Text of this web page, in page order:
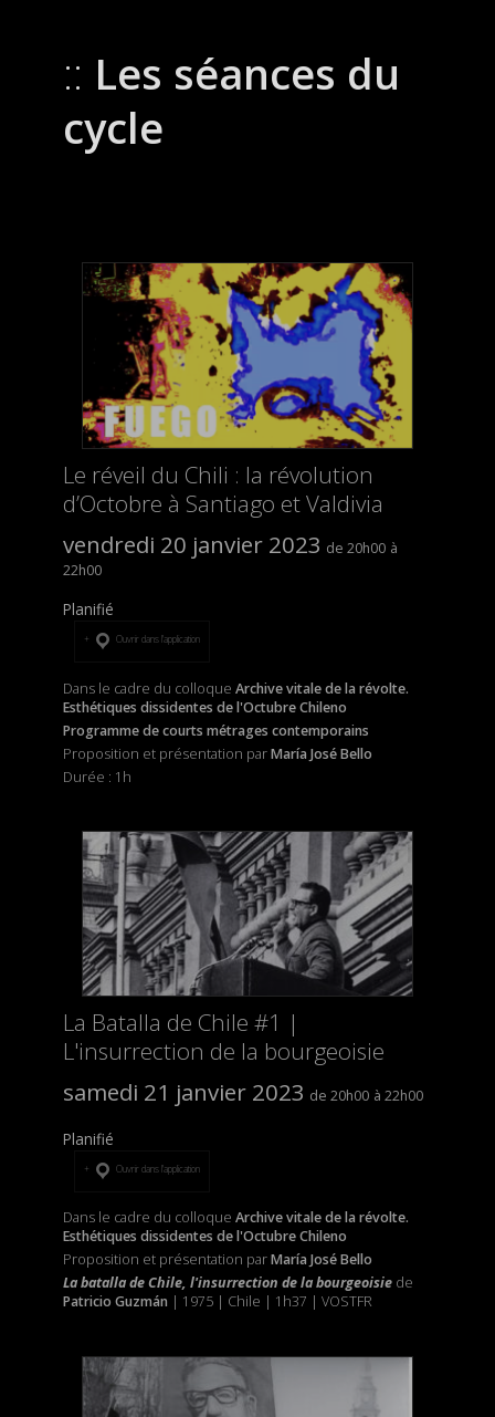
Les séances du
cycle
Le réveil du Chili : la révolution
d’Octobre à Santiago et Valdivia
vendredi 20 janvier 2023
20h00
22h00
Planifié
Ouvrir dans l’application
Dans le cadre du colloque Archive vitale de la révolte.
Esthétiques dissidentes de l'Octubre Chileno
Programme de courts métrages contemporains
Proposition et présentation parMaría José Bello
Durée : 1h
La Batalla de Chile #1 |
L'insurrection de la bourgeoisie
samedi 21 janvier 2023
20h00 22h00
Planifié
Ouvrir dans l’application
Dans le cadre du colloque Archive vitale de la révolte.
Esthétiques dissidentes de l'Octubre Chileno
Proposition et présentation parMaría José Bello
La batalla de Chile, l'insurrection de la bourgeoisiede
Patricio Guzmán | 1975 | Chile | 1h37 | VOSTFR